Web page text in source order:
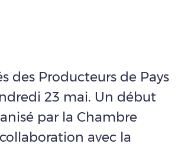
des Producteurs de Pays
23 mai. Un début
par la Chambre
avec la